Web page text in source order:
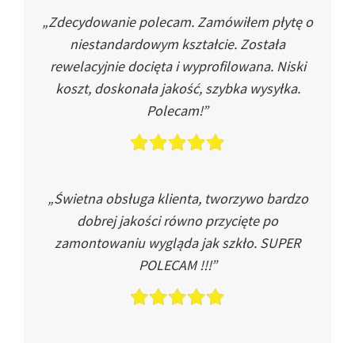
„Zdecydowanie polecam. Zamówiłem płytę o
niestandardowym kształcie. Została
rewelacyjnie docięta i wyprofilowana. Niski
koszt, doskonała jakość, szybka wysyłka.
Polecam!”
„Świetna obsługa klienta, tworzywo bardzo
dobrej jakości równo przycięte po
zamontowaniu wygląda jak szkło. SUPER
POLECAM !!!”